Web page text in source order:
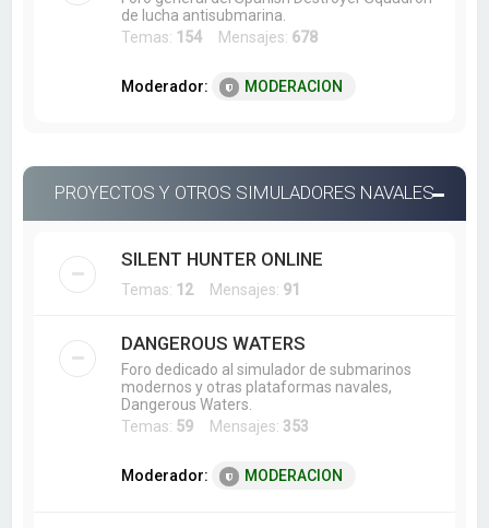
de lucha antisubmarina.
Temas: 154 Mensajes: 678
Moderador: MODERACION
PROYECTOS Y OTROS SIMULADORES NAVALES
SILENT HUNTER ONLINE
Temas: 12Mensajes: 91
DANGEROUS WATERS
Foro dedicado al simulador de submarinos
modernos y otras plataformas navales,
Dangerous Waters.
Temas: 59 Mensajes: 353
Moderador: MODERACION